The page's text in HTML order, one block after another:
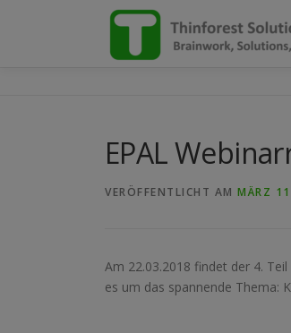
EPAL
VERÖFFENTLICHT AM MÄRZ
Am 22.03.2018 findet der 4.
es um das spannende Thema: